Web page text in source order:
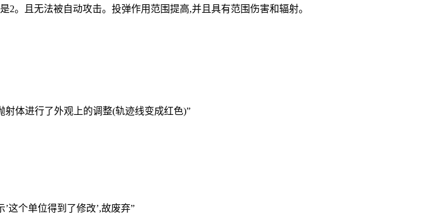
。且无法被自动攻击。投弹作用范围提高,并且具有范围伤害和辐射。
体进行了外观上的调整(轨迹线变成红色)”
这个单位得到了修改’,故废弃”